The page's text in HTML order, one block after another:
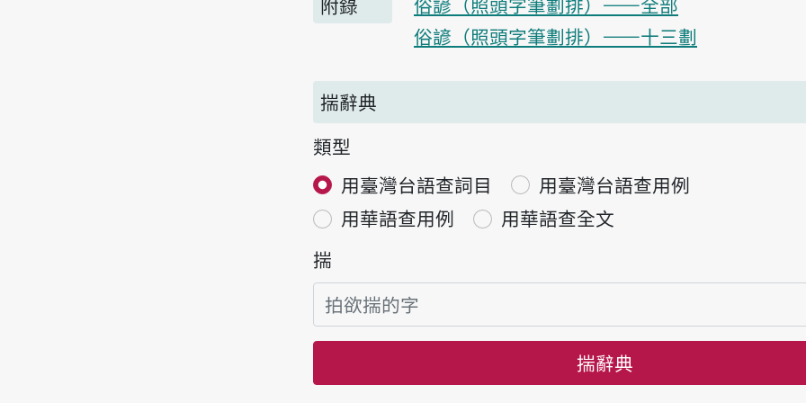
附錄
俗諺（照頭字筆劃排）——十三劃
揣辭典
類型
用臺灣台語查詞目
用臺灣台語查用例
用華語查用例
用華語查全文
揣
揣辭典